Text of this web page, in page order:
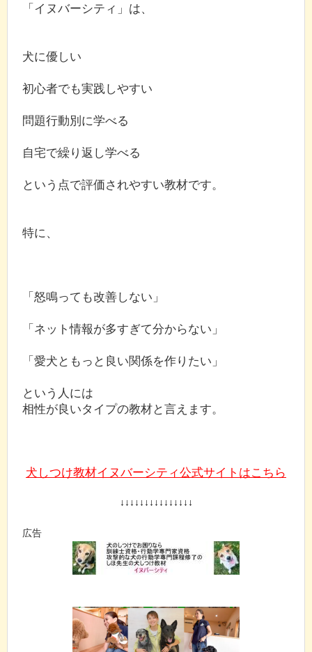
「イヌバーシティ」は、
犬に優しい
初心者でも実践しやすい
問題行動別に学べる
自宅で繰り返し学べる
という点で評価されやすい教材です。
特に、
「怒鳴っても改善しない」
「ネット情報が多すぎて分からない」
「愛犬ともっと良い関係を作りたい」
という人には
相性が良いタイプの教材と言えます。
犬しつけ教材イヌバーシティ公式サイトはこちら
↓↓↓↓↓↓↓↓↓↓↓↓↓↓↓
広告